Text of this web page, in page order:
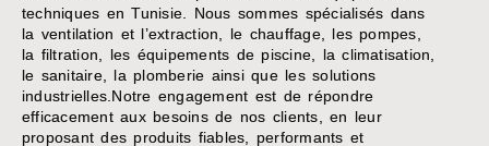
techniques en Tunisie. Nous sommes spécialisés dans
la ventilation et l’extraction, le chauffage, les pompes,
la filtration, les équipements de piscine, la climatisation,
le sanitaire, la plomberie ainsi que les solutions
industrielles.Notre engagement est de répondre
efficacement aux besoins de nos clients, en leur
proposant des produits fiables, performants et